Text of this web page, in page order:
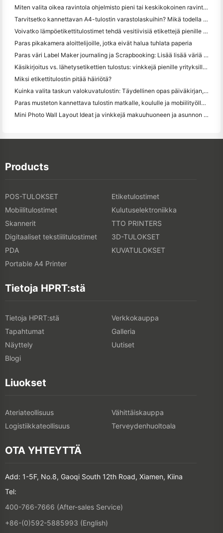
Miten valita oikea ravintola ohjelmisto pieni tai keskikokoinen ravintola
Tarvitsetko kannettavan A4-tulostin varastolaskuihin? Mikä todella toimii
Voivatko lämpöetikettitulostimet tehdä vesitiivisiä etikettejä pienille yritystuotteille?
Paras pikakamera aloittelijoille, jotka eivät halua tuhlata paperia
Paras väri Label Maker journaling ja Scrapbooking: Lisää lisää väriä jokaiselle sivulle
Käsikirjoitus vs. lähetysetikettien tulostus: vinkkejä pienille yrityksille vuonna 2026
Miksi etikettitulostin pitää häiriötä?
Kuinka valita taskun valokuvatulostin: Täydellinen opas päiväkirjan, matkan ja iPhone-käyttäjille
Paras musteton kannettava tulostin matkalle, koululle ja mobiilityölle: Hanin MT620 Pro Review
Mini Photo Wall Layout Ideat ja vinkkejä makuuhuoneen ja asunnon koristelu
Products
POS-TULOKSET
Etiketulostimet
Mobiilitulostimet
Kulutuselektroniikka
Skannerit
TTO PRINTERS
Digitaaliset tekstiilitulostimet
3D-TULOKSET
PDA
KUVATULOKSET
Portable A4 Printer
Tietoja HPRT:stä
Tietoja HPRT:stä
Verkkokauppa
Tapahtumat
Galleria
Näyttely
Uutiset
Blogi
Liuokset
Ateriateollisuus
Vähittäiskauppa
Logistiikkateollisuus
Terveydenhuoltoala
OTA YHTEYTTÄ
Add: 1-5F, No.8, Gaoqi South 12th Road, Xiamen, Kiina
Tel:
400-766-7666 (After-sales Service)
+86-(0)592-5885993 (English)